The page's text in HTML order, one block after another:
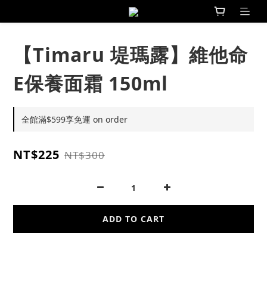
【Timaru 堤瑪露】維他命
E保養面霜 150ml
全館滿$599享免運 on order
NT$225 NT$300
ADD TO CART